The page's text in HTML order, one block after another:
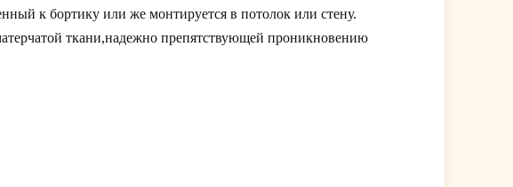
к бортику или же монтируется в потолок или стену.
ткани,надежно препятствующей проникновению